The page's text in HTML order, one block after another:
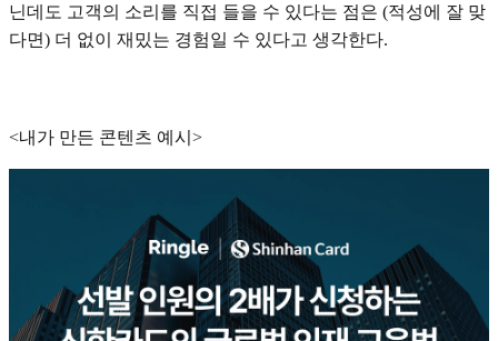
닌데도 고객의 소리를 직접 들을 수 있다는 점은 (적성에 잘 맞
다면) 더 없이 재밌는 경험일 수 있다고 생각한다.
<내가 만든 콘텐츠 예시>